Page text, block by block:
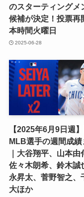
のスターティングメ
候補が決定！投票再
本時間火曜日
2025-06-28
【2025年6月9日週
MLB選手の週間成績
｜大谷翔平、山本由
佐々木朗希、鈴木誠
永昇太、菅野智之、
大ほか